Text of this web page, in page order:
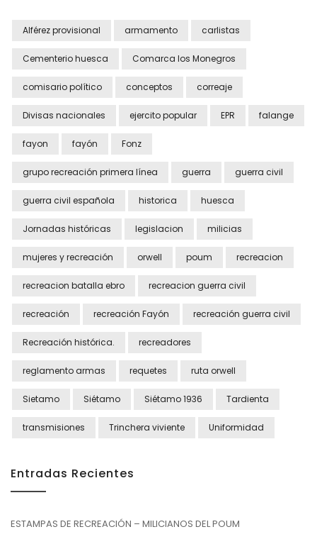
Alférez provisional armamento carlistas
Cementerio huesca Comarca los Monegros
comisario político conceptos correaje
Divisas nacionales ejercito popular EPR falange
fayon fayón Fonz
grupo recreación primera línea guerra guerra civil
guerra civil española historica huesca
Jornadas históricas legislacion milicias
mujeres y recreación orwell poum recreacion
recreacion batalla ebro recreacion guerra civil
recreación recreación Fayón recreación guerra civil
Recreación histórica. recreadores
reglamento armas requetes ruta orwell
Sietamo Siétamo Siétamo 1936 Tardienta
transmisiones Trinchera viviente Uniformidad
Entradas Recientes
ESTAMPAS DE RECREACIÓN – MILICIANOS DEL POUM